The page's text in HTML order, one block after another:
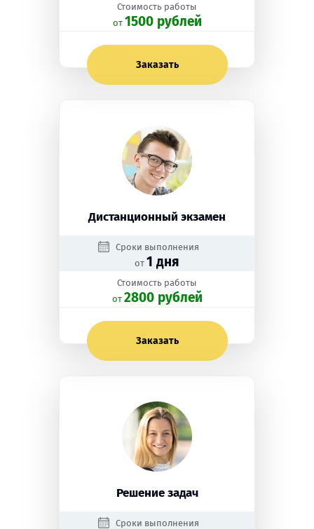
Стоимость работы
oт 1500 рублей
Заказать
Дистанционный экзамен
Сроки выполнения
от 1 дня
Стоимость работы
oт 2800 рублей
Заказать
Решение задач
Сроки выполнения